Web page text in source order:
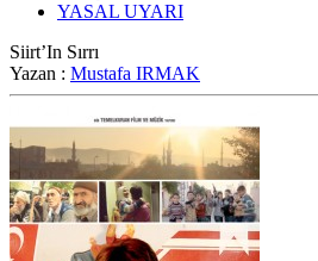
YASAL UYARI
Siirt’In Sırrı
Yazan : Mustafa IRMAK